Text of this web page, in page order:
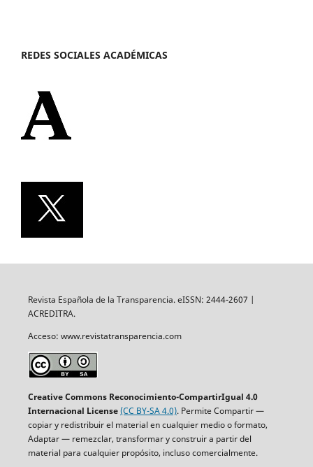
REDES SOCIALES ACADÉMICAS
Revista Española de la Transparencia. eISSN: 2444-2607 |
ACREDITRA.
Acceso: www.revistatransparencia.com
Creative Commons Reconocimiento-CompartirIgual 4.0
Internacional License(CC BY-SA 4.0). Permite Compartir —
copiar y redistribuir el material en cualquier medio o formato,
Adaptar — remezclar, transformar y construir a partir del
material para cualquier propósito, incluso comercialmente.